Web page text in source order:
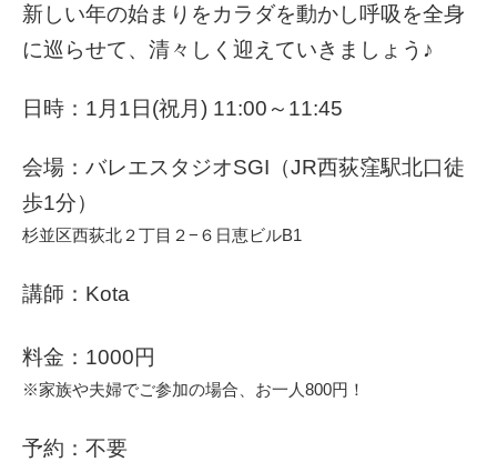
新しい年の始まりをカラダを動かし呼吸を全身
に巡らせて、清々しく迎えていきましょう♪
日時：1月1日(祝月) 11:00～11:45
会場：バレエスタジオSGI（JR西荻窪駅北口徒
歩1分）
杉並区西荻北２丁目２−６日恵ビルB1
講師：Kota
料金：1000円
※家族や夫婦でご参加の場合、お一人800円！
予約：不要